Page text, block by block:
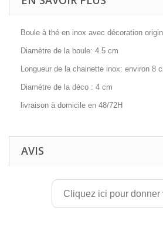
Boule à thé en inox avec décoration
Diamètre de la boule: 4.5 cm
Longueur de la chainette inox: environ 8
Diamètre de la déco : 4 cm
livraison à domicile en 48/72H
AVIS
Cliquez ici pour donner